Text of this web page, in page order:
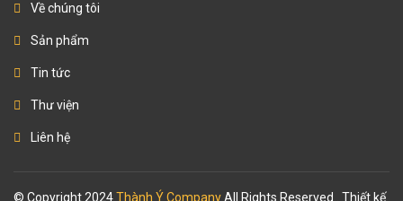
Về chúng tôi
Sản phẩm
Tin tức
Thư viện
Liên hệ
© Copyright 2024Thành Ý CompanyAll Rights Reserved.. Thiết kế